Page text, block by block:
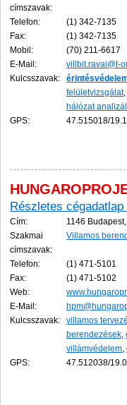
címszavak:
Telefon:
(1) 342-7135
Fax:
(1) 342-7135
Mobil:
(70) 211-6617
E-Mail:
villbit.ravai@t-
Kulcsszavak:
felületvizsgálat,
hálózat
GPS:
47.515018/
Részletes cégadatlap
Cím:
1146
Szakmai
címszavak:
Villamos
Telefon:
(1) 471-5101
Fax:
(1) 471-5102
Web:
E-Mail:
Kulcsszavak:
villamos
berendezések,
villámvédelem,
GPS:
47.512038/